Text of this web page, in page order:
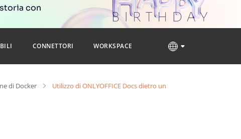
con
CONNETTORI WORKSPACE
di Docker
Utilizzo di ONLYOFFICE Docs dietro un